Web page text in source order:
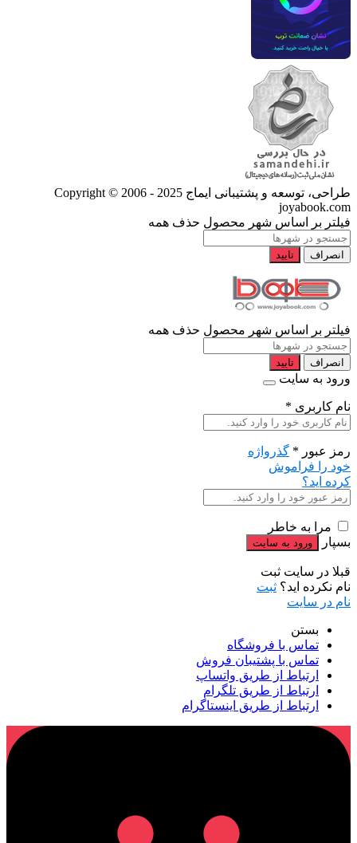
طراحی، توسعه و پشتیبانی ایماج Copyright © 2006 - 2025
joyabook.com
فیلتر بر اساس شهر محصول حذف همه
انصراف تایید
فیلتر بر اساس شهر محصول حذف همه
انصراف تایید
ورود به سایت
نام کاربری *
رمز عبور * گذرواژه
خود را فراموش
کرده اید؟
مرا به خاطر
بسپار
قبلا در سایت ثبت
نام نکرده اید؟ ثبت
نام در سایت
بستن
تماس با فروشگاه
تماس با پشتیبان فروش
ارتباط از طریق واتساپ
ارتباط از طریق تلگرام
ارتباط از طریق اینستاگرام